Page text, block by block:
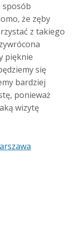
sposób
że zęby
z takiego
pięknie
się
bardziej
ponieważ
wizytę